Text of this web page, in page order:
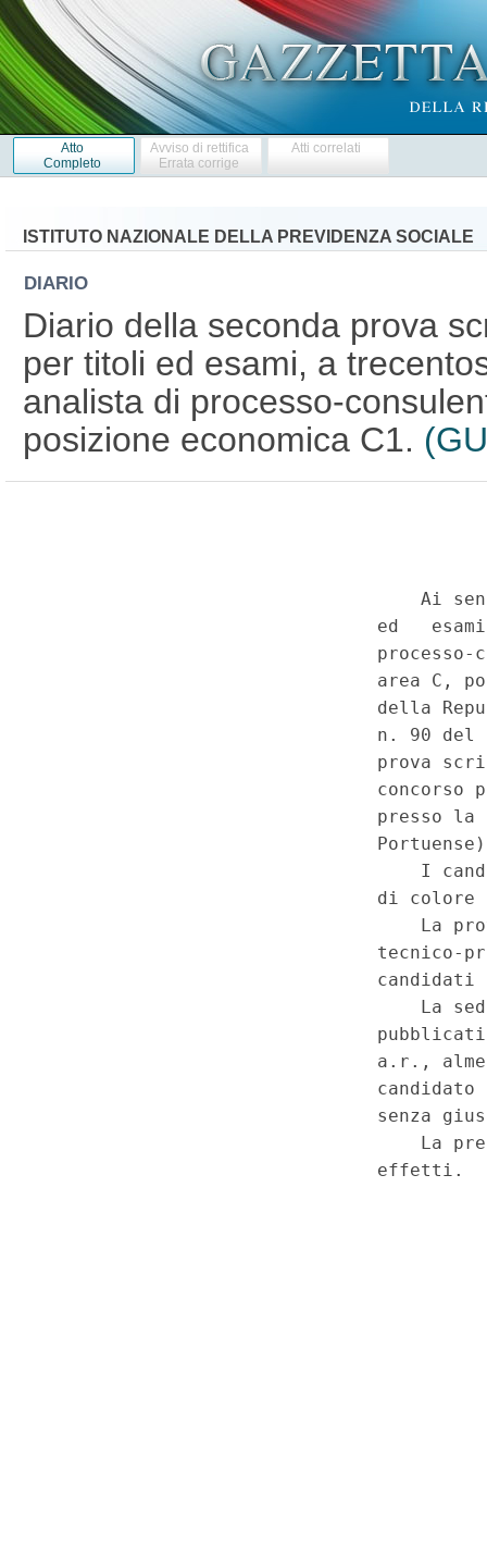
Atto
Completo
Avviso di rettifica
Errata corrige
Atti correlati
ISTITUTO NAZIONALE DELLA PREVIDENZA SOCIALE
DIARIO
Diario della seconda prova
per titoli ed esami, a
analista di processo-
posizione economica C1.